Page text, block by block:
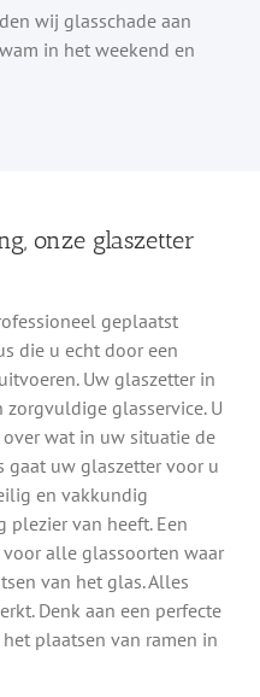
wij glasschade aan
in het weekend en
onze glaszetter
geplaatst
die u echt door een
Uw glaszetter in
glasservice. U
wat in uw situatie de
gaat uw glaszetter voor u
en vakkundig
plezier van heeft. Een
alle glassoorten waar
van het glas. Alles
Denk aan een perfecte
plaatsen van ramen in